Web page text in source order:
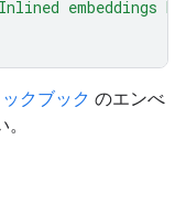
embeddings
クブック のエンべ